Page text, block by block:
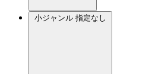
小ジャンル 指定なし